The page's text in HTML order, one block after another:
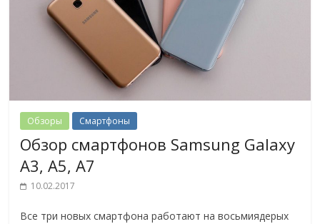
Обзоры Смартфоны
Обзор смартфонов Samsung Galaxy
A3, A5, A7
10.02.2017
Все три новых смартфона работают на восьмиядерых